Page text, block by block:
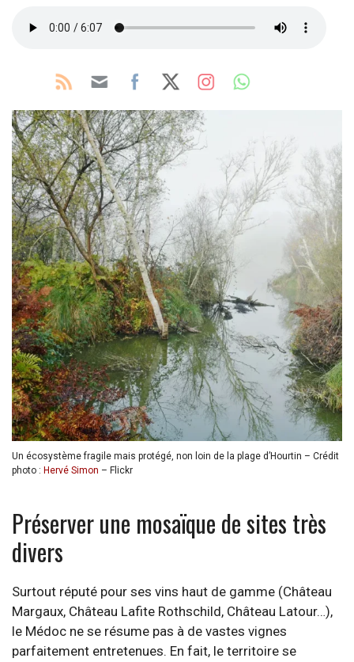
Un écosystème fragile mais protégé, non loin de la plage d’Hourtin – Crédit
photo : Hervé Simon – Flickr
Préserver une mosaïque de sites très
divers
Surtout réputé pour ses vins haut de gamme (Château
Margaux, Château Lafite Rothschild, Château Latour…),
le Médoc ne se résume pas à de vastes vignes
parfaitement entretenues. En fait, le territoire se